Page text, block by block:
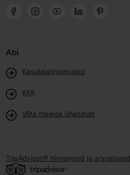
Abi
Kasutajatingimused
KKK
Võta meiega ühendust
TripAdvisori® hinnangud ja arvustused